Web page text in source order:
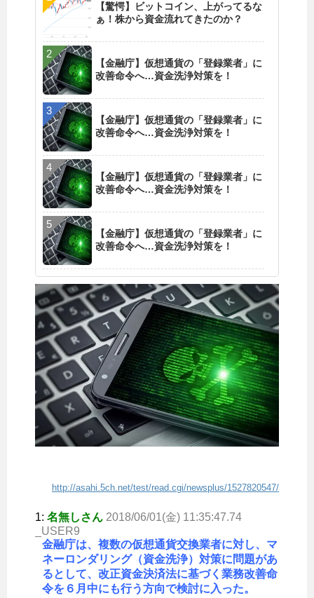
【驚愕】ビットコイン、上がってるな
ぁ！株から資金流れてきたのか？
【金融庁】仮想通貨の「登録業者」に
改善命令へ…資金洗浄対策を！
【金融庁】仮想通貨の「登録業者」に
改善命令へ…資金洗浄対策を！
【金融庁】仮想通貨の「登録業者」に
改善命令へ…資金洗浄対策を！
【金融庁】仮想通貨の「登録業者」に
改善命令へ…資金洗浄対策を！
http://asahi.5ch.net/test/read.cgi/newsplus/1527820547/
1: 名無しさん 2018/06/01(金) 11:35:47.74
_USER9
金融庁は、複数の仮想通貨交換業者に対し、マ
ネーロンダリング（資金洗浄）対策に問題があ
るとして、改正資金決済法に基づく業務改善命
令を６月中にも行う方向で検討に入った。